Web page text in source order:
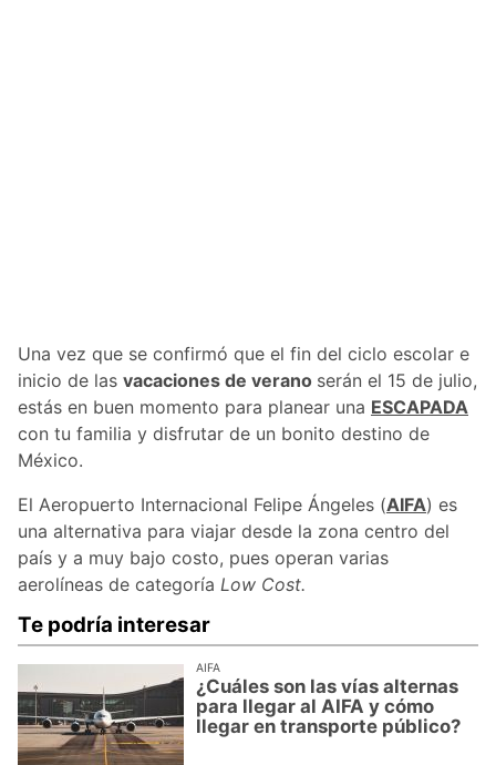
Una vez que se confirmó que el fin del ciclo escolar e
inicio de las vacaciones de verano serán el 15 de julio,
estás en buen momento para planear una ESCAPADA
con tu familia y disfrutar de un bonito destino de
México.
El Aeropuerto Internacional Felipe Ángeles (AIFA) es
una alternativa para viajar desde la zona centro del
país y a muy bajo costo, pues operan varias
aerolíneas de categoría Low Cost.
Te podría interesar
AIFA
¿Cuáles son las vías alternas
para llegar al AIFA y cómo
llegar en transporte público?